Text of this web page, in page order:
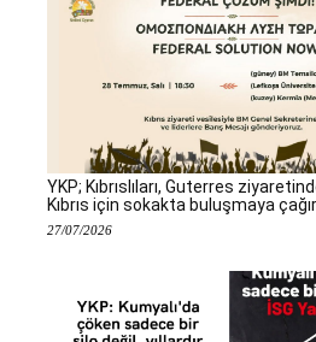
YKP; Kıbrıslıları, Guterres
Kıbrıs için sokakta buluşmaya
27/07/2026